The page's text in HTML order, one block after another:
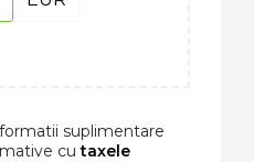
suplimentare
cutaxele